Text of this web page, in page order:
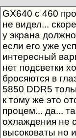
GX640 с 460
не видел...
у экрана
если его уже
интересный
нет подсветки
бросяются в
5850 DDR5
к тому же это
процем... да...
охлаждения не
высоковаты но